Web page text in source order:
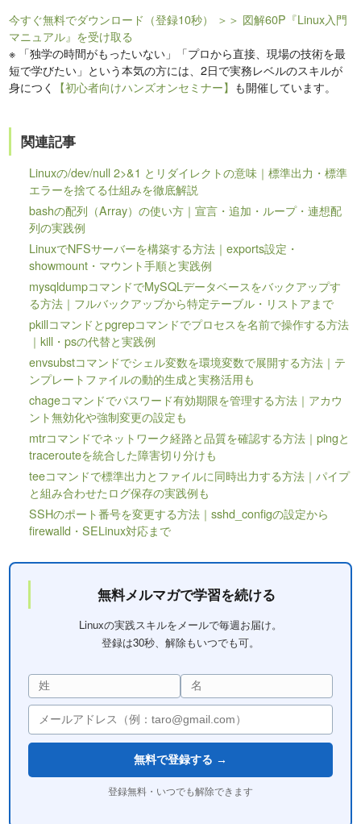
今すぐ無料でダウンロード（登録10秒）
＞＞ 図解60P『Linux入門
マニュアル』を受け取る
※ 「独学の時間がもったいない」「プロから直接、現場の技術を最
短で学びたい」という本気の方には、2日で実務レベルのスキルが
身につく
【初心者向けハンズオンセミナー】 も開催しています。
関連記事
Linuxの/dev/null 2>&1 とリダイレクトの意味｜標準出力・標準
エラーを捨てる仕組みを徹底解説
bashの配列（Array）の使い方｜宣言・追加・ループ・連想配
列の実践例
LinuxでNFSサーバーを構築する方法｜exports設定・
showmount・マウント手順と実践例
mysqldumpコマンドでMySQLデータベースをバックアップす
る方法｜フルバックアップから特定テーブル・リストアまで
pkillコマンドとpgrepコマンドでプロセスを名前で操作する方法
｜kill・psの代替と実践例
envsubstコマンドでシェル変数を環境変数で展開する方法｜テ
ンプレートファイルの動的生成と実務活用も
chageコマンドでパスワード有効期限を管理する方法｜アカウ
ント無効化や強制変更の設定も
mtrコマンドでネットワーク経路と品質を確認する方法｜pingと
tracerouteを統合した障害切り分けも
teeコマンドで標準出力とファイルに同時出力する方法｜パイプ
と組み合わせたログ保存の実践例も
SSHのポート番号を変更する方法｜sshd_configの設定から
firewalld・SELinux対応まで
無料メルマガで学習を続ける
Linuxの実践スキルをメールで毎週お届け。
登録は30秒、解除もいつでも可。
無料で登録する →
登録無料・いつでも解除できます